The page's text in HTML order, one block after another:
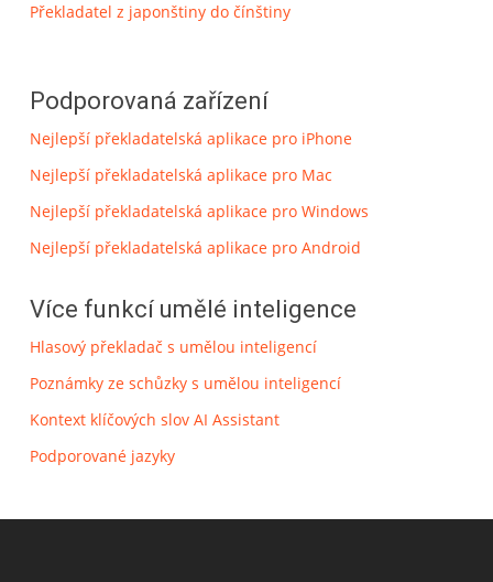
Překladatel z japonštiny do čínštiny
Podporovaná zařízení
Nejlepší překladatelská aplikace pro iPhone
Nejlepší překladatelská aplikace pro Mac
Nejlepší překladatelská aplikace pro Windows
Nejlepší překladatelská aplikace pro Android
Více funkcí umělé inteligence
Hlasový překladač s umělou inteligencí
Poznámky ze schůzky s umělou inteligencí
Kontext klíčových slov AI Assistant
Podporované jazyky